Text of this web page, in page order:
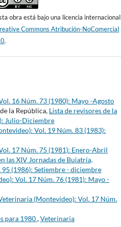
obra está bajo una licencia internacional
Commons Atribución-NoComercial
.
16 Núm. 73 (1980): Mayo -Agosto
la República, Lista de revisores de la
Julio-Diciembre
Vol. 19 Núm. 83 (1983):
17 Núm. 75 (1981): Enero-Abril
las XIV Jornadas de Buiatría,
(1986): Setiembre - diciembre
Vol. 17 Núm. 76 (1981): Mayo -
(Montevideo): Vol. 17 Núm.
para 1980,Veterinaria